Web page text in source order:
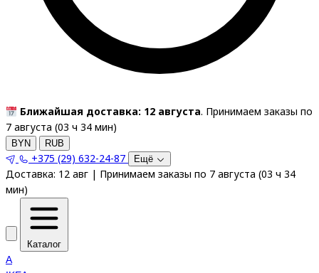
Ближайшая доставка: 12 августа. Принимаем заказы по
7 августа (03 ч 34 мин)
BYN RUB
+375 (29) 632-24-87 Ещё
Доставка: 12 авг | Принимаем заказы по 7 августа (03 ч 34
мин)
Каталог
A